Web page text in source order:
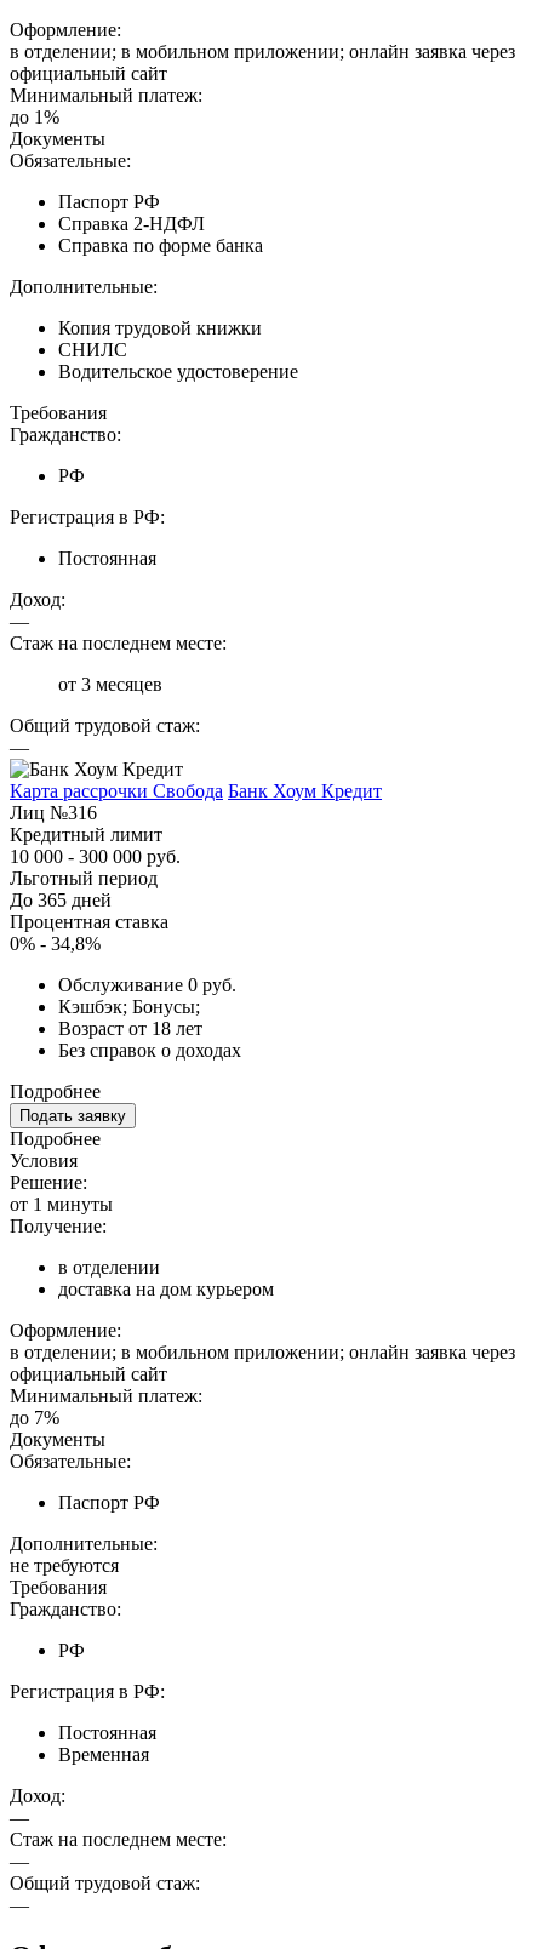
Оформление:
в отделении; в мобильном приложении; онлайн заявка через
официальный сайт
Минимальный платеж:
до 1%
Документы
Обязательные:
Паспорт РФ
Справка 2-НДФЛ
Справка по форме банка
Дополнительные:
Копия трудовой книжки
СНИЛС
Водительское удостоверение
Требования
Гражданство:
РФ
Регистрация в РФ:
Постоянная
Доход:
—
Стаж на последнем месте:
от 3 месяцев
Общий трудовой стаж:
—
Карта рассрочки Свобода Банк Хоум Кредит
Лиц №316
Кредитный лимит
10 000 - 300 000 руб.
Льготный период
До 365 дней
Процентная ставка
0% - 34,8%
Обслуживание 0 руб.
Кэшбэк; Бонусы;
Возраст от 18 лет
Без справок о доходах
Подробнее
Подать заявку
Подробнее
Условия
Решение:
от 1 минуты
Получение:
в отделении
доставка на дом курьером
Оформление:
в отделении; в мобильном приложении; онлайн заявка через
официальный сайт
Минимальный платеж:
до 7%
Документы
Обязательные:
Паспорт РФ
Дополнительные:
не требуются
Требования
Гражданство:
РФ
Регистрация в РФ:
Постоянная
Временная
Доход:
—
Стаж на последнем месте:
—
Общий трудовой стаж:
—